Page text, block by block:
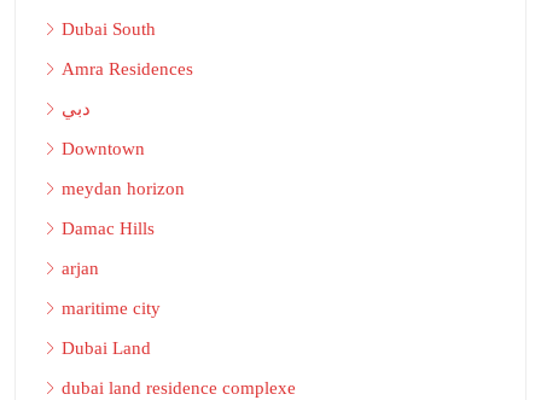
Dubai South
Amra Residences
دبي
Downtown
meydan horizon
Damac Hills
arjan
maritime city
Dubai Land
dubai land residence complexe